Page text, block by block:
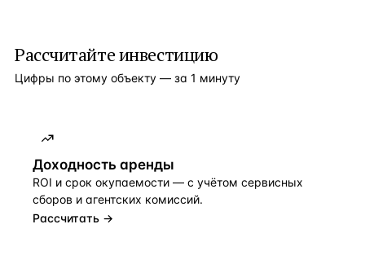
Рассчитайте инвестицию
Цифры по этому объекту — за 1 минуту
Доходность аренды
ROI и срок окупаемости — с учётом сервисных
сборов и агентских комиссий.
Рассчитать →